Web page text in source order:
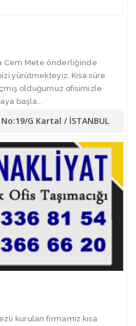
Cem Mete önderliğinde
yürütmekteyiz. Kısa süre
olduğumuz ofisimizle
başla...
G Kartal / İSTANBUL
kurulan firmamız kısa